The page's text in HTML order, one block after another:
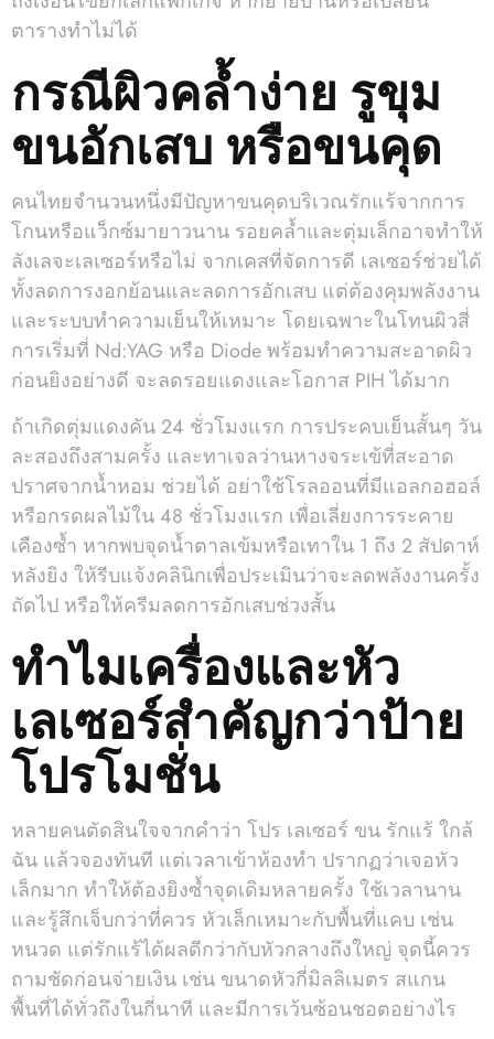
ตารางทำไม่ได้
กรณีผิวคล้ำง่าย รูขุม
ขนอักเสบ หรือขนคุด
คนไทยจำนวนหนึ่งมีปัญหาขนคุดบริเวณรักแร้จากการ
โกนหรือแว็กซ์มายาวนาน รอยคล้ำและตุ่มเล็กอาจทำให้
ลังเลจะเลเซอร์หรือไม่ จากเคสที่จัดการดี เลเซอร์ช่วยได้
ทั้งลดการงอกย้อนและลดการอักเสบ แต่ต้องคุมพลังงาน
และระบบทำความเย็นให้เหมาะ โดยเฉพาะในโทนผิวสี่
การเริ่มที่ Nd:YAG หรือ Diode พร้อมทำความสะอาดผิว
ก่อนยิงอย่างดี จะลดรอยแดงและโอกาส PIH ได้มาก
ถ้าเกิดตุ่มแดงคัน 24 ชั่วโมงแรก การประคบเย็นสั้นๆ วัน
ละสองถึงสามครั้ง และทาเจลว่านหางจระเข้ที่สะอาด
ปราศจากน้ำหอม ช่วยได้ อย่าใช้โรลออนที่มีแอลกอฮอล์
หรือกรดผลไม้ใน 48 ชั่วโมงแรก เพื่อเลี่ยงการระคาย
เคืองซ้ำ หากพบจุดน้ำตาลเข้มหรือเทาใน 1 ถึง 2 สัปดาห์
หลังยิง ให้รีบแจ้งคลินิกเพื่อประเมินว่าจะลดพลังงานครั้ง
ถัดไป หรือให้ครีมลดการอักเสบช่วงสั้น
ทำไมเครื่องและหัว
เลเซอร์สำคัญกว่าป้าย
โปรโมชั่น
หลายคนตัดสินใจจากคำว่า โปร เลเซอร์ ขน รักแร้ ใกล้
ฉัน แล้วจองทันที แต่เวลาเข้าห้องทำ ปรากฏว่าเจอหัว
เล็กมาก ทำให้ต้องยิงซ้ำจุดเดิมหลายครั้ง ใช้เวลานาน
และรู้สึกเจ็บกว่าที่ควร หัวเล็กเหมาะกับพื้นที่แคบ เช่น
หนวด แต่รักแร้ได้ผลดีกว่ากับหัวกลางถึงใหญ่ จุดนี้ควร
ถามชัดก่อนจ่ายเงิน เช่น ขนาดหัวกี่มิลลิเมตร สแกน
พื้นที่ได้ทั่วถึงในกี่นาที และมีการเว้นซ้อนชอตอย่างไร